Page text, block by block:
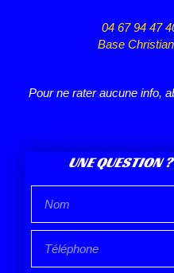
04 67 94 47
Base
Pour ne rater aucune info,
UNE QUESTION